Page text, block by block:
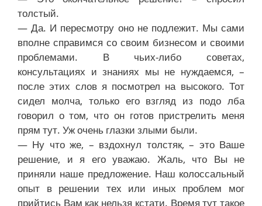
толстый.
— Да. И пересмотру оно не подлежит. Мы сами
вполне справимся со своим бизнесом и своими
проблемами. В чьих-либо советах,
консультациях и знаниях мы не нуждаемся, –
после этих слов я посмотрел на высокого. Тот
сидел молча, только его взгляд из подо лба
говорил о том, что он готов пристрелить меня
прям тут. Уж очень глазки злыми были.
— Ну что же, – вздохнул толстяк, – это Ваше
решение, и я его уважаю. Жаль, что Вы не
приняли наше предложение. Наш колоссальный
опыт в решении тех или иных проблем мог
прийтись Вам как нельзя кстати. Время тут такое